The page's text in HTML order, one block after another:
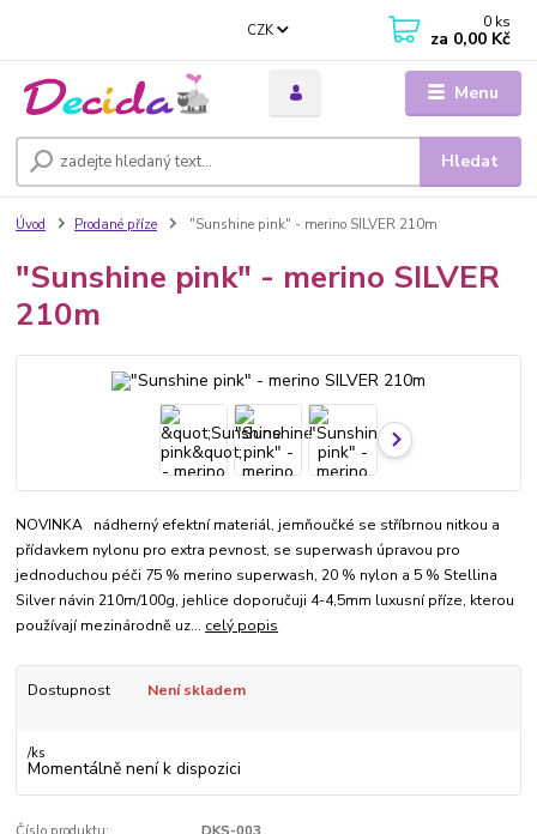
Menu
CZK
Hledat
0 ks
za 0,00 Kč
Úvod Prodané příze "Sunshine pink" - merino SILVER 210m
"Sunshine pink" - merino SILVER
210m
NOVINKA nádherný efektní materiál, jemňoučké se stříbrnou nitkou a
přídavkem nylonu pro extra pevnost, se superwash úpravou pro
jednoduchou péči 75 % merino superwash, 20 % nylon a 5 % Stellina
Silver návin 210m/100g, jehlice doporučuji 4-4,5mm luxusní příze, kterou
používají mezinárodně uz... celý popis
Dostupnost Není skladem
/ks
Momentálně není k dispozici